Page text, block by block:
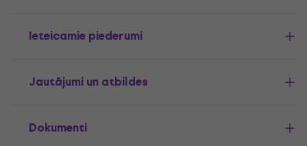
Ieteicamie piederumi
Jautājumi un atbildes
Dokumenti